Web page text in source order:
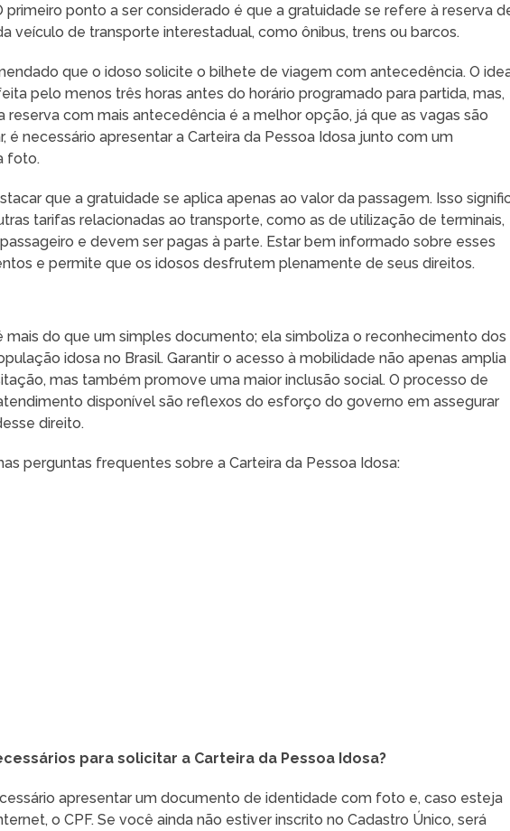
primeiro ponto a ser considerado é que a gratuidade se refere à reserva
veículo de transporte interestadual, como ônibus, trens ou barcos.
que o idoso solicite o bilhete de viagem com antecedência. O
pelo menos três horas antes do horário programado para partida, mas,
reserva com mais antecedência é a melhor opção, já que as vagas são
é necessário apresentar a Carteira da Pessoa Idosa junto com um
foto.
que a gratuidade se aplica apenas ao valor da passagem. Isso
tarifas relacionadas ao transporte, como as de utilização de terminais,
e devem ser pagas à parte. Estar bem informado sobre esses
e permite que os idosos desfrutem plenamente de seus direitos.
mais do que um simples documento; ela simboliza o reconhecimento dos
idosa no Brasil. Garantir o acesso à mobilidade não apenas amplia
mas também promove uma maior inclusão social. O processo de
disponível são reflexos do esforço do governo em assegurar
direito.
perguntas frequentes sobre a Carteira da Pessoa Idosa:
para solicitar a Carteira da Pessoa Idosa?
apresentar um documento de identidade com foto e, caso esteja
o CPF. Se você ainda não estiver inscrito no Cadastro Único, será